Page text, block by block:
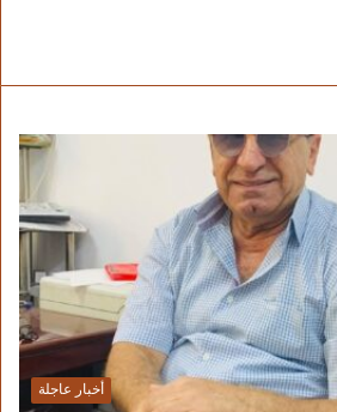
أخبار عاجلة